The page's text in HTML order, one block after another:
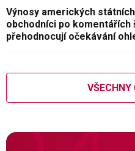
Výnosy amerických
obchodníci po komentářích
přehodnocují očekávání
VŠECHNY